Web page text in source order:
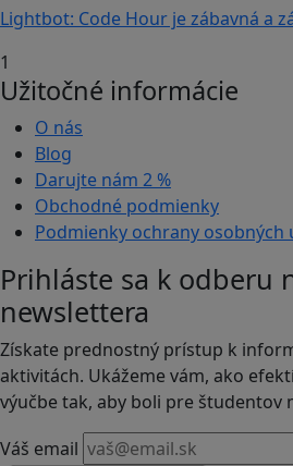
Lightbot: Code Hour je zábavná a
1
Užitočné informácie
O nás
Blog
Darujte nám 2 %
Obchodné podmienky
Podmienky ochrany osobných
Prihláste sa k odberu
newslettera
Získate prednostný prístup k
aktivitách. Ukážeme vám, ako
výučbe tak, aby boli pre študentov
Váš email